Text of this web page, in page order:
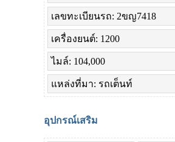
เลขทะเบียนรถ: 2ขญ7418
เครื่องยนต์: 1200
ไมล์: 104,000
แหล่งที่มา: รถเต็นท์
อุปกรณ์เสริม